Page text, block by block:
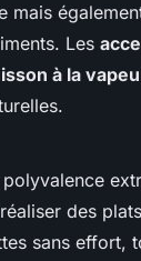
mais
Les
à la
des
sans effort,